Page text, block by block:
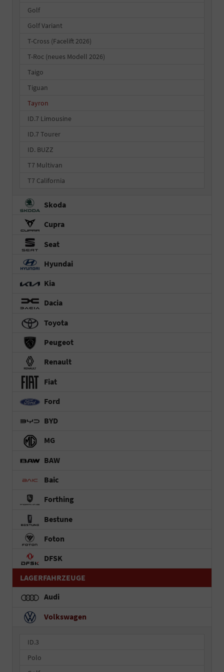
Golf
Golf Variant
T-Cross (Facelift 2026)
T-Roc (neues Modell 2026)
Taigo
Tiguan
Tayron
ID.7 Limousine
ID.7 Tourer
ID. BUZZ
T7 Multivan
T7 California
Skoda
Cupra
Seat
Hyundai
Kia
Dacia
Toyota
Peugeot
Renault
Fiat
Ford
BYD
MG
BAW
Baic
Forthing
Bestune
Foton
DFSK
LAGERFAHRZEUGE
Audi
Volkswagen
ID.3
Polo